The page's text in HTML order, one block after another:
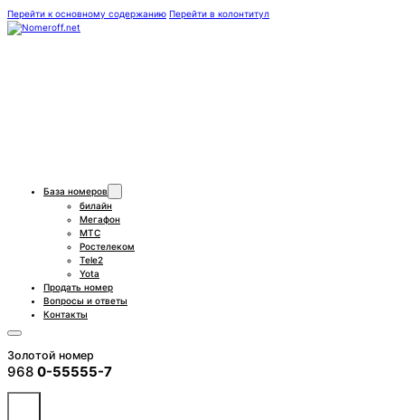
Перейти к основному содержанию Перейти в колонтитул
База номеров
билайн
Мегафон
МТС
Ростелеком
Tele2
Yota
Продать номер
Вопросы и ответы
Контакты
Золотой номер
968 0-55555-7